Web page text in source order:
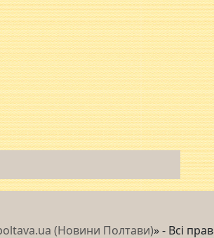
(Новини Полтави)» - Всі